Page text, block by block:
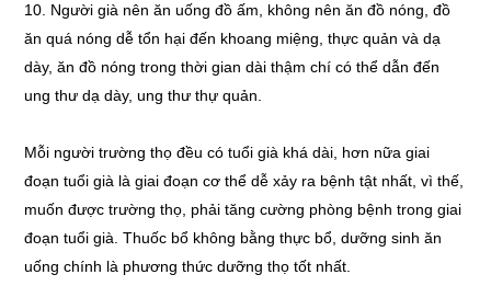
10. Người già nên ăn uống đồ ấm, không nên ăn đồ nóng, đồ
ăn quá nóng dễ tổn hại đến khoang miệng, thực quản và dạ
dày, ăn đồ nóng trong thời gian dài thậm chí có thể dẫn đến
ung thư dạ dày, ung thư thự quản.
Mỗi người trường thọ đều có tuổi già khá dài, hơn nữa giai
đoạn tuổi già là giai đoạn cơ thể dễ xảy ra bệnh tật nhất, vì thế,
muốn được trường thọ, phải tăng cường phòng bệnh trong giai
đoạn tuổi già. Thuốc bổ không bằng thực bổ, dưỡng sinh ăn
uống chính là phương thức dưỡng thọ tốt nhất.